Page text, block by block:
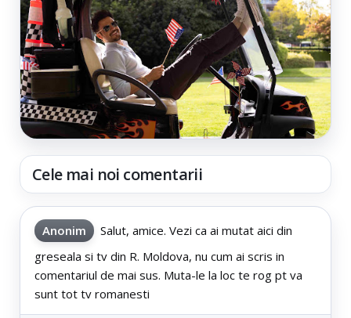
Cele mai noi comentarii
Anonim
Salut, amice. Vezi ca ai mutat aici din
greseala si tv din R. Moldova, nu cum ai scris in
comentariul de mai sus. Muta-le la loc te rog pt va
sunt tot tv romanesti